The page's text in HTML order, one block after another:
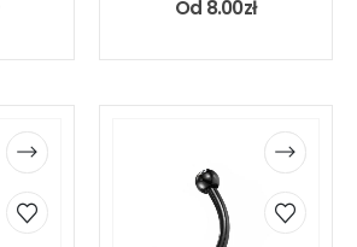
Od 8.00zł